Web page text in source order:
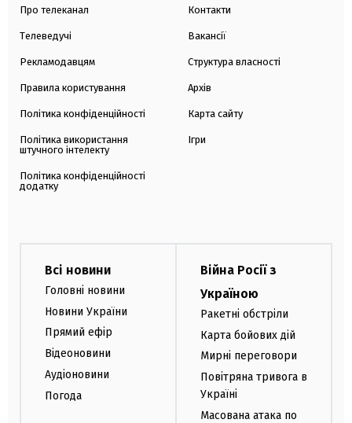
Про телеканал
Телеведучі
Рекламодавцям
Правила користування
Політика конфіденційності
Політика використання
штучного інтелекту
Політика конфіденційності
додатку
Контакти
Вакансії
Структура власності
Архів
Карта сайту
Ігри
Всі новини
Головні новини
Новини України
Прямий ефір
Відеоновини
Аудіоновини
Погода
Війна Росії з
Україною
Ракетні обстріли
Карта бойових дій
Мирні переговори
Повітряна тривога в
Україні
Масована атака по